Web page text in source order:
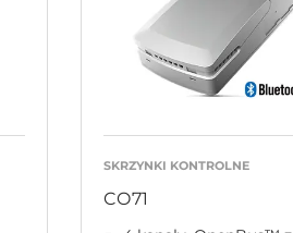
SKRZYNKI KONTROLNE
CO71